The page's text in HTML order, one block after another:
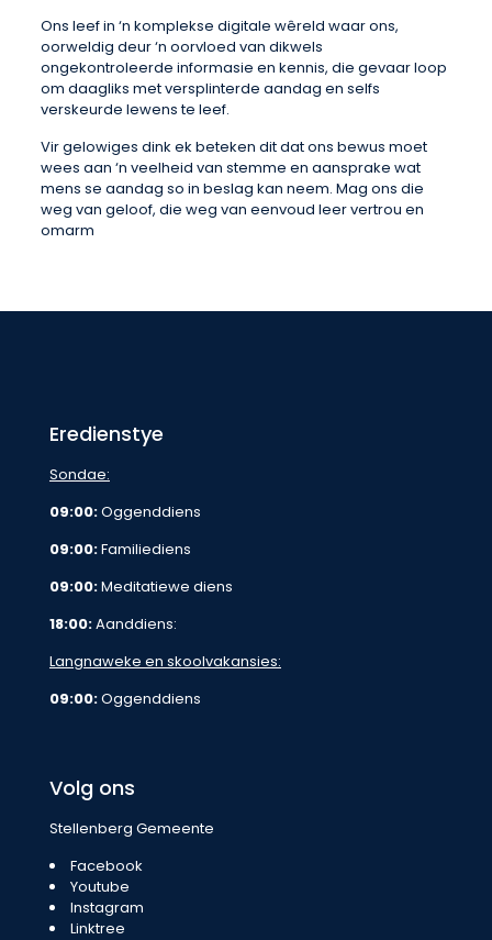
Ons leef in ‘n komplekse digitale wêreld waar ons,
oorweldig deur ‘n oorvloed van dikwels
ongekontroleerde informasie en kennis, die gevaar loop
om daagliks met versplinterde aandag en selfs
verskeurde lewens te leef.
Vir gelowiges dink ek beteken dit dat ons bewus moet
wees aan ‘n veelheid van stemme en aansprake wat
mens se aandag so in beslag kan neem. Mag ons die
weg van geloof, die weg van eenvoud leer vertrou en
omarm
Eredienstye
Sondae:
09:00:Oggenddiens
09:00:Familiediens
09:00:Meditatiewe diens
18:00:Aanddiens:
Langnaweke en skoolvakansies:
09:00:Oggenddiens
Volg ons
Stellenberg Gemeente
Facebook
Youtube
Instagram
Linktree